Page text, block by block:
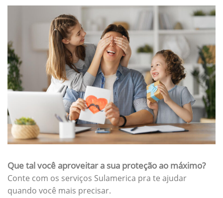
Que tal você aproveitar a sua proteção ao máximo?
Conte com os serviços Sulamerica pra te ajudar
quando você mais precisar.